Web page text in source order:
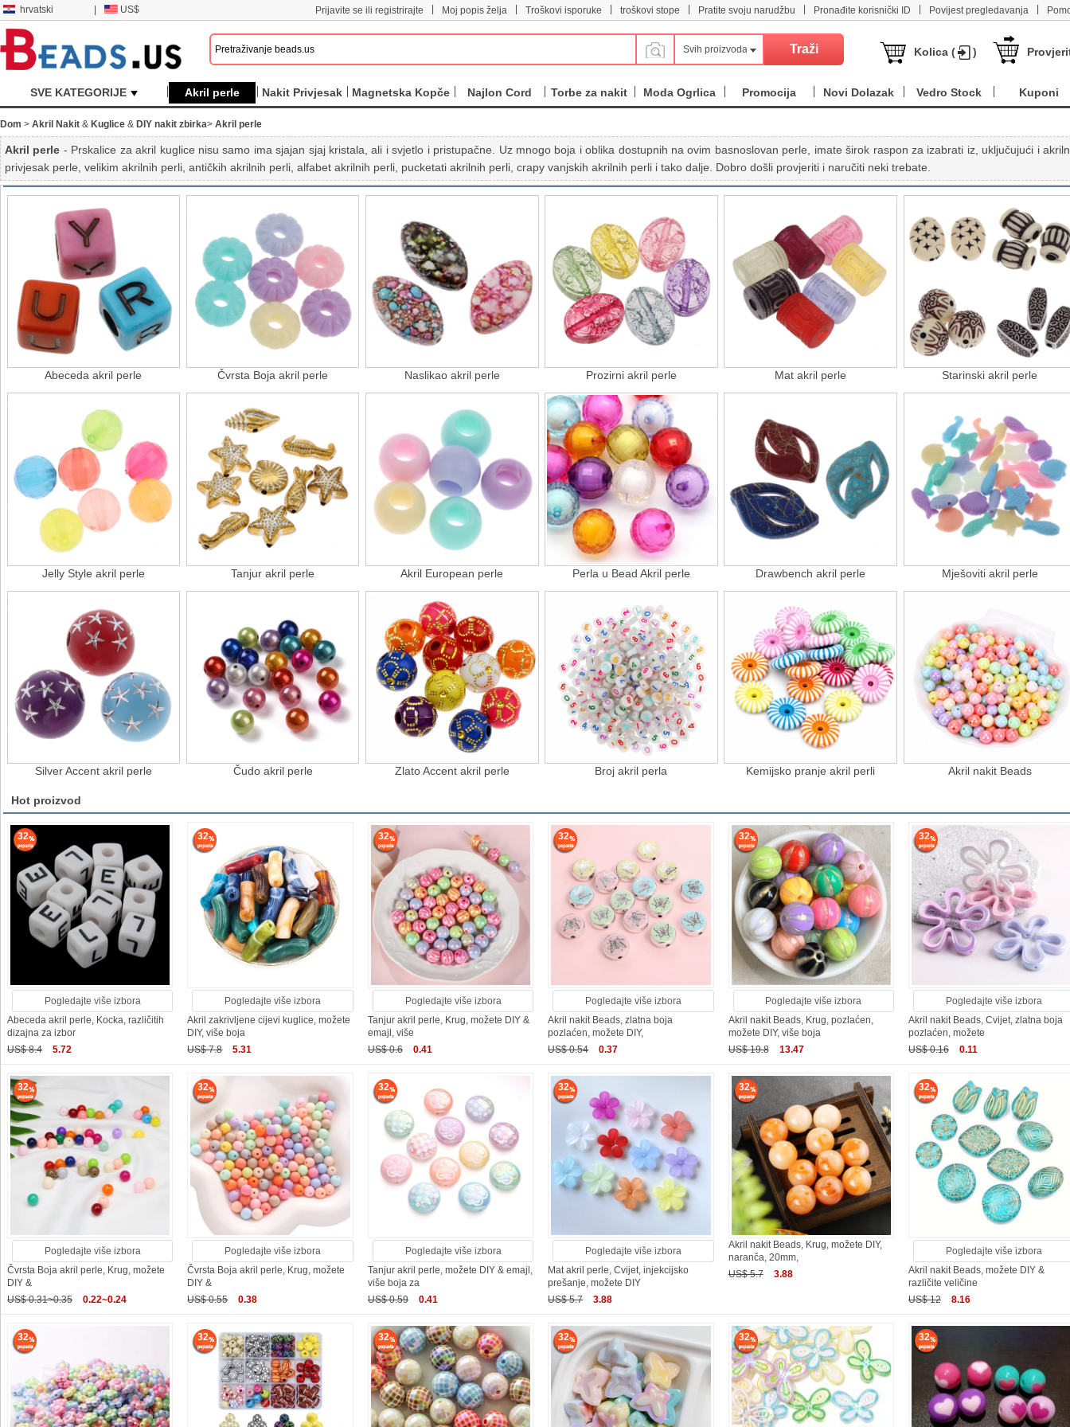
hrvatski US$ Prijavite se ili registrirajte Moj popis želja Troškovi isporuke troškovi stope Pratite svoju narudžbu Pronađite korisnički ID Povijest pregledavanja
Svih proizvoda Kolica ( )
SVE KATEGORIJE Akril perle Nakit Privjesak Magnetska Kopče Najlon Cord Torbe za nakit Moda Ogrlica Promocija Novi Dolazak Vedro Stock Kuponi
Dom > Akril Nakit & Kuglice & DIY nakit zbirka> Akril perle
Akril perle - Prskalice za akril kuglice nisu samo ima sjajan sjaj kristala, ali i svjetlo i pristupačne. Uz mnogo boja i oblika dostupnih na ovim basnoslovan perle, imate širok raspon za izabrati iz, uključujući i
privjesak perle, velikim akrilnih perli, antičkih akrilnih perli, alfabet akrilnih perli, pucketati akrilnih perli, crapy vanjskih akrilnih perli i tako dalje. Dobro došli provjeriti i naručiti neki trebate.
Abeceda akril perle Čvrsta Boja akril perle Naslikao akril perle Prozirni akril perle Mat akril perle Starinski akril perle
Jelly Style akril perle Tanjur akril perle Akril European perle Perla u Bead Akril perle Drawbench akril perle Mješoviti akril perle
Silver Accent akril perle Čudo akril perle Zlato Accent akril perle Broj akril perla Kemijsko pranje akril perli Akril nakit Beads
Hot proizvod
32
Pogledajte više izbora
Abeceda akril perle, Kocka, različitih
dizajna za izbor
US$ 8.4
5.72
32
Pogledajte više izbora
Akril zakrivljene cijevi kuglice, možete
DIY, više boja
US$ 7.8
5.31
32
Pogledajte više izbora
Tanjur akril perle, Krug, možete DIY &
emajl, više
US$ 0.6
0.41
32
Pogledajte više izbora
Akril nakit Beads, zlatna boja
pozlaćen, možete DIY,
US$ 0.54
0.37
32
Pogledajte više izbora
Akril nakit Beads, Krug, pozlaćen,
možete DIY, više boja
US$ 19.8
13.47
32
Pogledajte više izbora
Akril nakit Beads, Cvijet, zlatna boja
pozlaćen, možete
US$ 0.16
0.11
32
Pogledajte više izbora
Čvrsta Boja akril perle, Krug, možete
DIY &
US$ 0.31~0.35
0.22~0.24
32
Pogledajte više izbora
Čvrsta Boja akril perle, Krug, možete
DIY &
US$ 0.55
0.38
32
Pogledajte više izbora
Tanjur akril perle, možete DIY & emajl,
više boja za
US$ 0.59
0.41
32
Pogledajte više izbora
Mat akril perle, Cvijet, injekcijsko
prešanje, možete DIY
US$ 5.7
3.88
32
Akril nakit Beads, Krug, možete DIY,
naranča, 20mm,
US$ 5.7
3.88
32
Pogledajte više izbora
Akril nakit Beads, možete DIY &
različite veličine
US$ 12
8.16
32 32 32 32 32 32